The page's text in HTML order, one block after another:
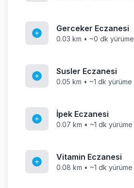
Gerceker Eczanesi
0.03 km • ~0 dk yürüme
Susler Eczanesi
0.05 km • ~1 dk yürüme
İpek Eczanesi
0.07 km • ~1 dk yürüme
Vitamin Eczanesi
0.08 km • ~1 dk yürüme